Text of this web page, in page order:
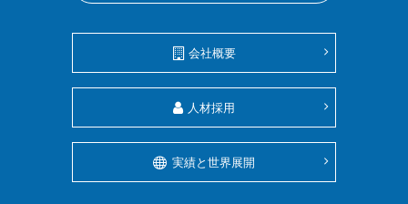
会社概要
人材採用
実績と世界展開